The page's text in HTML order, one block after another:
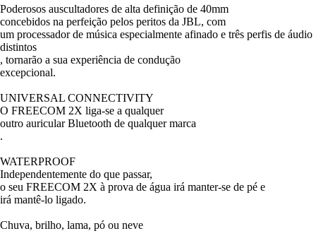
Poderosos auscultadores de alta definição de 40mm
concebidos na perfeição pelos peritos da JBL, com
um processador de música especialmente afinado e três perfis de áudio
distintos
, tornarão a sua experiência de condução
excepcional.
UNIVERSAL CONNECTIVITY
O FREECOM 2X liga-se a qualquer
outro auricular Bluetooth de qualquer marca
.
WATERPROOF
Independentemente do que passar,
o seu FREECOM 2X à prova de água irá manter-se de pé e
irá mantê-lo ligado.
Chuva, brilho, lama, pó ou neve